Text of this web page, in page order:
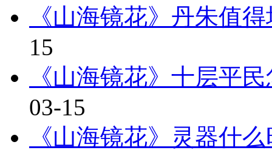
《山海镜花》丹朱值
15
《山海镜花》十层平
03-15
《山海镜花》灵器什